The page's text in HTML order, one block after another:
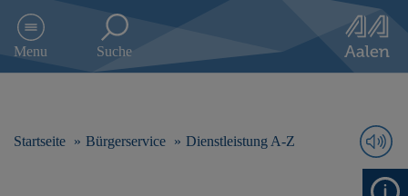
e
Menu Suche
Startseite Bürgerservice Dienstleistung A-Z